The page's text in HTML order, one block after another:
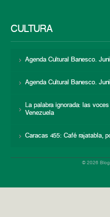
CULTURA
Agenda Cultural Banesco.
Agenda Cultural Banesco.
La palabra ignorada: las
Venezuela
Caracas 455: Café rajatabla,
© 2026 Blog